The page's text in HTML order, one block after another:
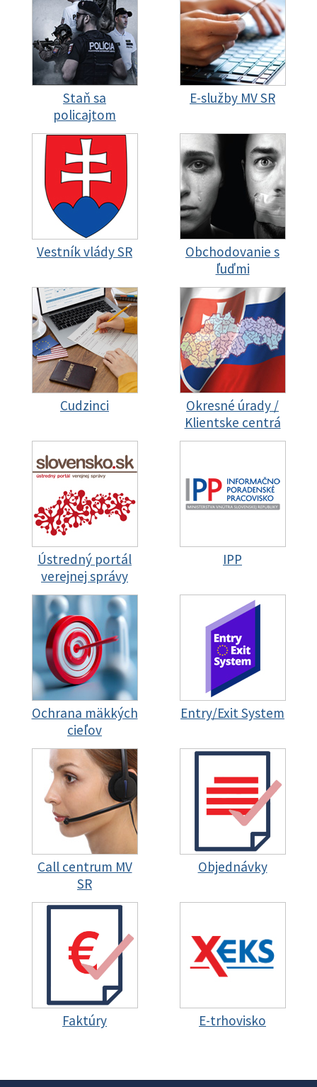
Staň sa
policajtom
E-služby MV SR
Vestník vlády SR
Obchodovanie s
ľuďmi
Cudzinci
Okresné úrady /
Klientske centrá
Ústredný portál
verejnej správy
IPP
Ochrana mäkkých
cieľov
Entry/Exit System
Call centrum MV
SR
Objednávky
Faktúry E-trhovisko